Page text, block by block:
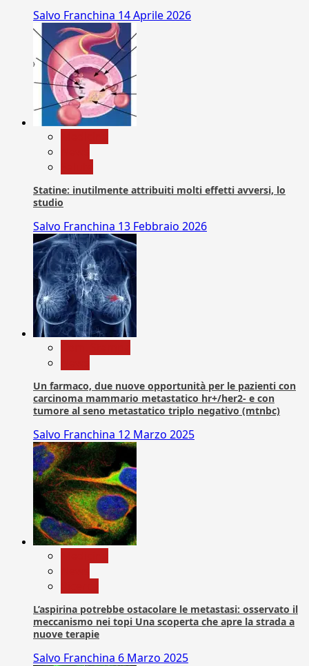
Salvo Franchina 14 Aprile 2026
Statine: inutilmente attribuiti molti effetti avversi, lo
studio
Salvo Franchina 13 Febbraio 2026
Un farmaco, due nuove opportunità per le pazienti con
carcinoma mammario metastatico hr+/her2- e con
tumore al seno metastatico triplo negativo (mtnbc)
Salvo Franchina 12 Marzo 2025
L’aspirina potrebbe ostacolare le metastasi: osservato il
meccanismo nei topi Una scoperta che apre la strada a
nuove terapie
Salvo Franchina 6 Marzo 2025